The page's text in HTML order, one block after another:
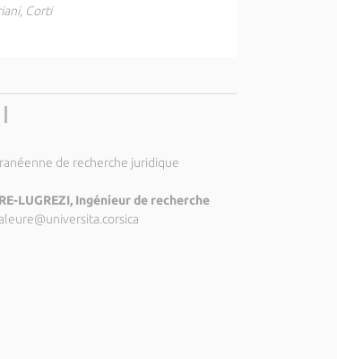
Corti
de recherche juridique
LUGREZI, Ingénieur de recherche
laleure@universita.corsica